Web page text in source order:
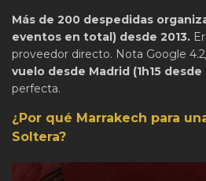
Más de 200 despedidas
eventos en total) desde 2013.
proveedor directo. Nota Google
vuelo desde Madrid (1h15 desde
perfecta.
¿Por qué Marrakech para
Soltera?